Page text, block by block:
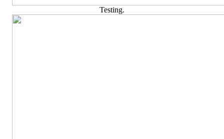
Testing.